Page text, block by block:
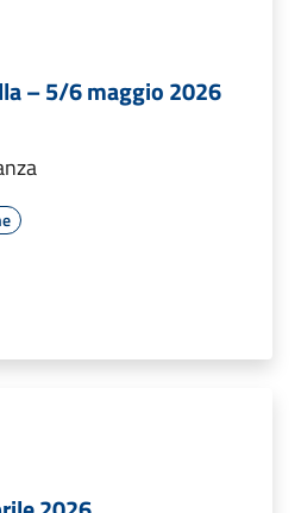
– 5/6 maggio 2026